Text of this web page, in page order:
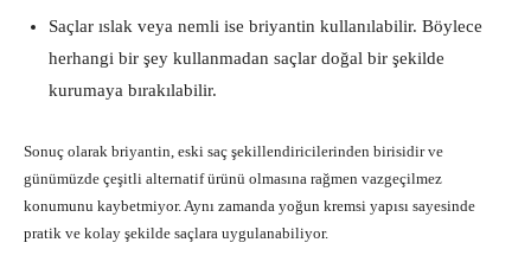
Saçlar ıslak veya nemli ise briyantin kullanılabilir. Böylece
herhangi bir şey kullanmadan saçlar doğal bir şekilde
kurumaya bırakılabilir.
Sonuç olarak briyantin, eski saç şekillendiricilerinden birisidir ve
günümüzde çeşitli alternatif ürünü olmasına rağmen vazgeçilmez
konumunu kaybetmiyor. Aynı zamanda yoğun kremsi yapısı sayesinde
pratik ve kolay şekilde saçlara uygulanabiliyor.